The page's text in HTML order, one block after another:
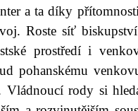
a ta díky
Roste síť
prostředí i
pohanskému
Vládnoucí rody si